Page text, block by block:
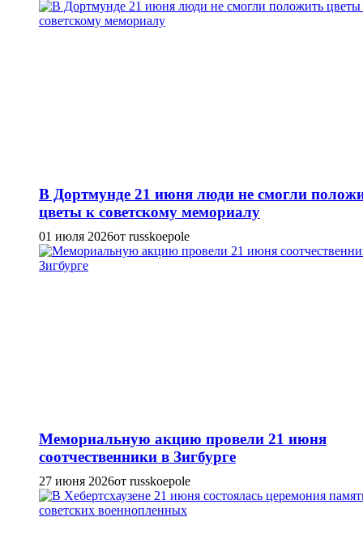
В Дортмунде 21 июня люди не смогли
цветы к советскому мемориалу
01 июля 2026от russkoepole
Мемориальную акцию провели 21 июня
соотчественники в Зигбурге
27 июня 2026от russkoepole